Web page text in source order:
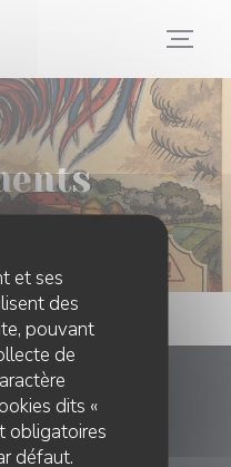
de cookies
et ses
des
pouvant
de
dits «
obligatoires
défaut.
78380 BOUGIVAL